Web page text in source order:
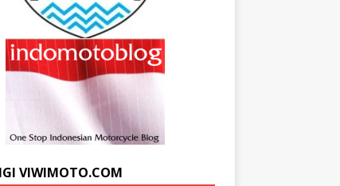
VIWIMOTO.COM